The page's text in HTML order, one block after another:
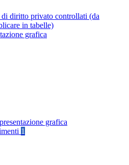
diritto privato controllati (da
in tabelle)
grafica
grafica
1